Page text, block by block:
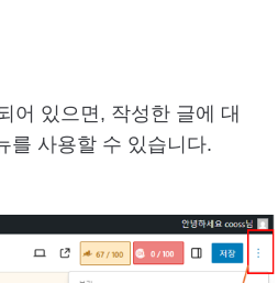
어 있으면, 작성한 글에 대
를 사용할 수 있습니다.